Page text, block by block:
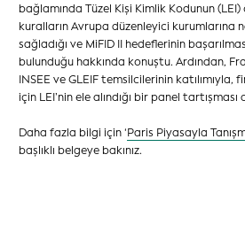
bağlamında Tüzel Kişi Kimlik Kodunun
kuralların Avrupa düzenleyici kurumlarına
sağladığı ve MiFID II hedeflerinin
bulunduğu hakkında konuştu. Ardından,
INSEE ve GLEIF temsilcilerinin
için LEI’nin ele alındığı bir panel tartışması
Daha fazla bilgi için ‘Paris Piyasayla
başlıklı belgeye bakınız.